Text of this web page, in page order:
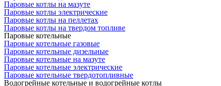
Паровые котлы на мазуте
Паровые котлы электрические
Паровые котлы на пеллетах
Паровые котлы на твердом топливе
Паровые котельные
Паровые котельные газовые
Паровые котельные дизельные
Паровые котельные на мазуте
Паровые котельные электрические
Паровые котельные твердотопливные
Водогрейные котельные и водогрейные котлы